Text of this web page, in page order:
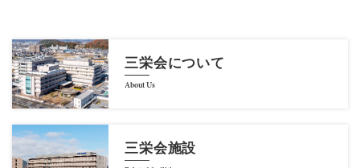
三栄会について
About Us
三栄会施設